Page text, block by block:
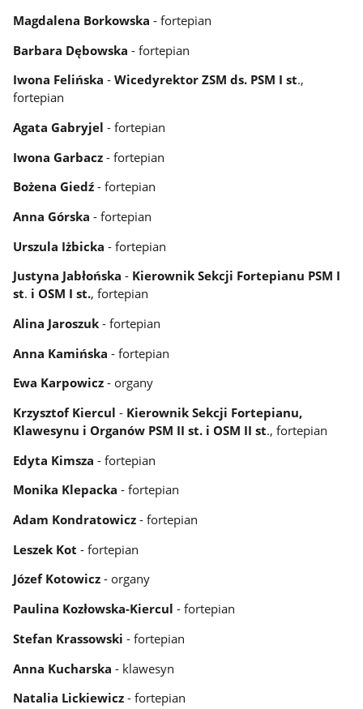
Magdalena Borkowska - fortepian
Barbara Dębowska - fortepian
Iwona Felińska -Wicedyrektor ZSM ds. PSM I st.,
fortepian
Agata Gabryjel - fortepian
Iwona Garbacz - fortepian
Bożena Giedź - fortepian
Anna Górska - fortepian
Urszula Iżbicka - fortepian
Justyna Jabłońska - Kierownik Sekcji Fortepianu PSM I
st. i OSM I st., fortepian
Alina Jaroszuk - fortepian
Anna Kamińska - fortepian
Ewa Karpowicz - organy
Krzysztof Kiercul - Kierownik Sekcji Fortepianu,
Klawesynu i Organów PSM II st. i OSM II st., fortepian
Edyta Kimsza - fortepian
Monika Klepacka - fortepian
Adam Kondratowicz - fortepian
Leszek Kot - fortepian
Józef Kotowicz - organy
Paulina Kozłowska-Kiercul - fortepian
Stefan Krassowski - fortepian
Anna Kucharska - klawesyn
Natalia Lickiewicz - fortepian